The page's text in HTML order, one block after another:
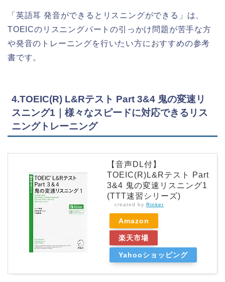
「英語耳 発音ができるとリスニングができる」は、
TOEICのリスニングパートの引っかけ問題が苦手な方
や発音のトレーニングを行いたい方におすすめの参考
書です。
4.TOEIC(R) L&Rテスト Part 3&4 鬼の変速リ
スニング1｜様々なスピードに対応できるリス
ニングトレーニング
【音声DL付】
TOEIC(R)L&Rテスト Part
3&4 鬼の変速リスニング1
(TTT速習シリーズ)
created by Rinker
Amazon
楽天市場
Yahooショッピング